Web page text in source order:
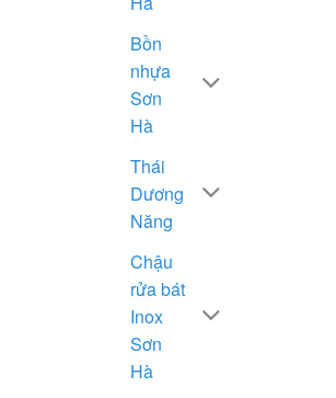
Bồn
nhựa
Sơn
Hà
Thái
Dương
Năng
Chậu
rửa bát
Inox
Sơn
Hà